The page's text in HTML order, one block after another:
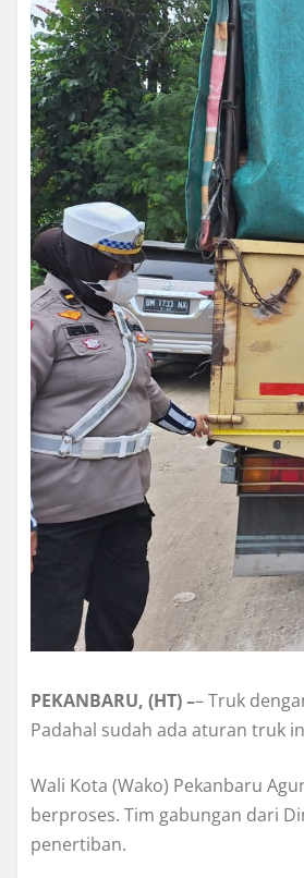
PEKANBARU, (HT) –– Truk
Padahal sudah ada aturan truk
Wali Kota (Wako) Pekanbaru
berproses. Tim gabungan dari
penertiban.